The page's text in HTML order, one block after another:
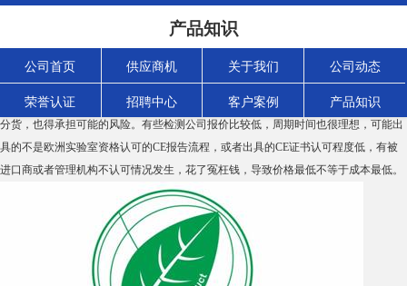
产品知识
公司首页 供应商机 关于我们 公司动态
荣誉认证 招聘中心 客户案例 产品知识
几家便宜的检测公司或者贸易代理公司问问。目标是选择最便宜的，那么一份价格一
分货，也得承担可能的风险。有些检测公司报价比较低，周期时间也很理想，可能出
具的不是欧洲实验室资格认可的CE报告流程，或者出具的CE证书认可程度低，有被
进口商或者管理机构不认可情况发生，花了冤枉钱，导致价格最低不等于成本最低。